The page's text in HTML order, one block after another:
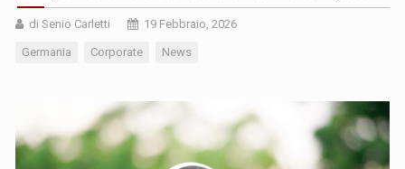
di Senio Carletti 19 Febbraio, 2026
Germania Corporate News